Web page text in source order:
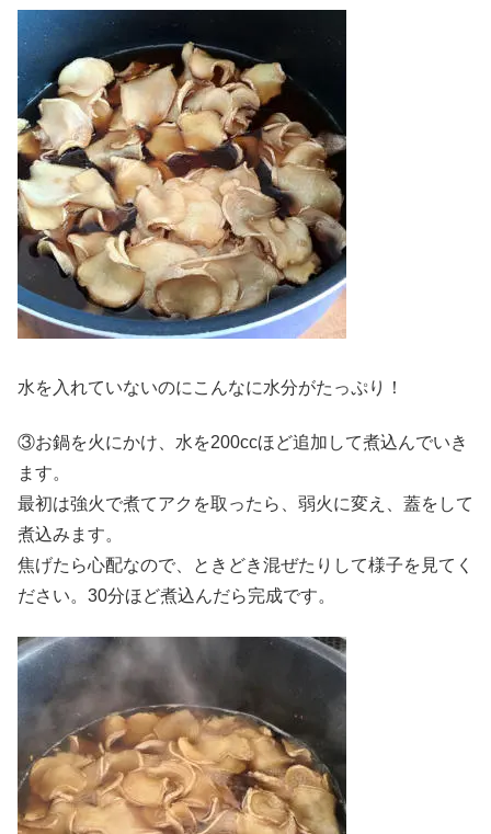
水を入れていないのにこんなに水分がたっぷり！
③お鍋を火にかけ、水を200ccほど追加して煮込んでいき
ます。
最初は強火で煮てアクを取ったら、弱火に変え、蓋をして
煮込みます。
焦げたら心配なので、ときどき混ぜたりして様子を見てく
ださい。30分ほど煮込んだら完成です。